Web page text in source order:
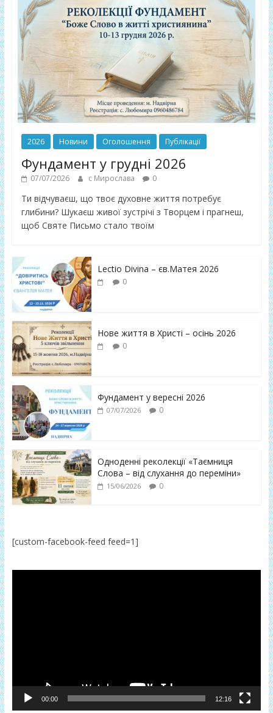
2026 Новини Оголошення Публікації
Фундамент у грудні 2026
07/07/2026 с Мирослава 0
Ти відчуваєш, що твоє духовне життя потребує
глибини? Шукаєш живої зустрічі з Творцем і прагнеш,
щоб Святе Письмо стало твоїм
Lectio Divina – єв.Матея 2026
0
Нове життя в Христі – осінь 2026
0
Фундамент у вересні 2026
07/07/2026 0
Одноденні реколекції «Таємниця
Слова – від слухання до переміни»
15/06/2026 0
[custom-facebook-feed feed=1]
00:00 12:16